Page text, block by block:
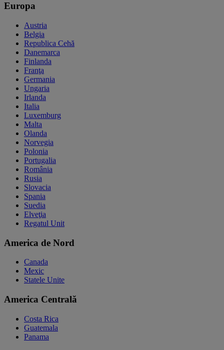
Europa
Austria
Belgia
Republica Cehă
Danemarca
Finlanda
Franţa
Germania
Ungaria
Irlanda
Italia
Luxemburg
Malta
Olanda
Norvegia
Polonia
Portugalia
România
Rusia
Slovacia
Spania
Suedia
Elveţia
Regatul Unit
America de Nord
Canada
Mexic
Statele Unite
America Centrală
Costa Rica
Guatemala
Panama